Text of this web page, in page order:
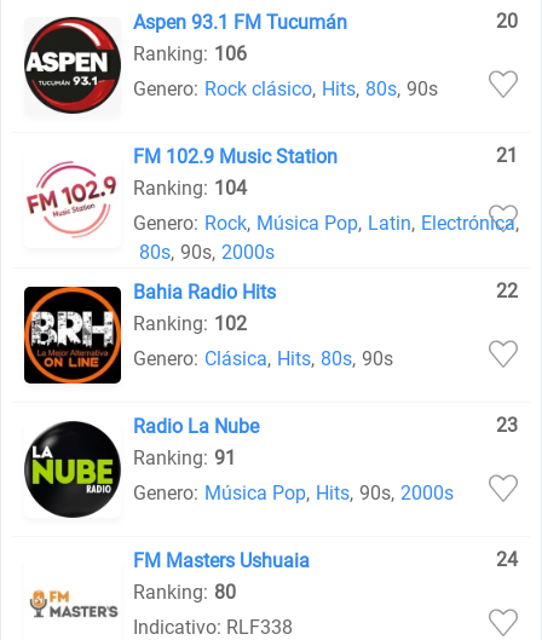
Aspen 93.1 FM Tucumán
20
Ranking: 106
Genero: Rock clásico, Hits, 80s, 90s
FM 102.9 Music Station
21
Ranking: 104
Genero: Rock, Música Pop, Latin, Electrónica,
80s, 90s, 2000s
Bahia Radio Hits
22
Ranking: 102
Genero: Clásica, Hits, 80s, 90s
Radio La Nube
23
Ranking: 91
Genero: Música Pop, Hits, 90s, 2000s
FM Masters Ushuaia
24
Ranking: 80
Indicativo: RLF338